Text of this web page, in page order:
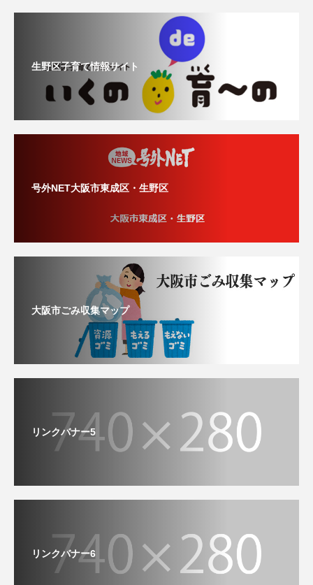
生野区子育て情報サイト
号外NET大阪市東成区・生野区
大阪市ごみ収集マップ
リンクバナー5
リンクバナー6